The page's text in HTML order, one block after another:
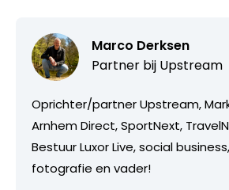
Marco Derksen
Partner bij Upstream
Oprichter/partner Upstream,
Arnhem Direct, SportNext,
Bestuur Luxor Live, social
fotografie en vader!